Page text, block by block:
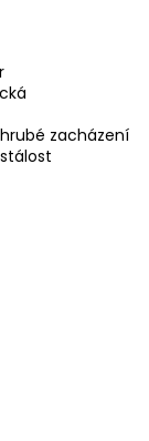
zacházení